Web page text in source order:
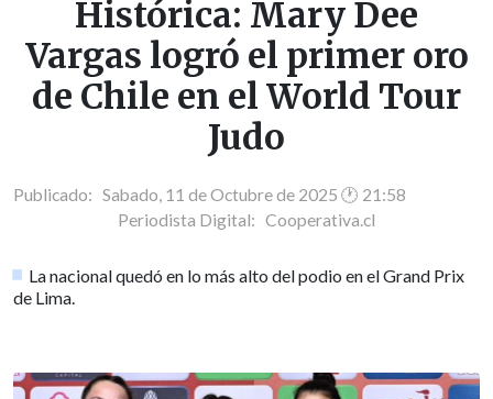
Histórica: Mary Dee
Vargas logró el primer oro
de Chile en el World Tour
Judo
Publicado: Sabado, 11 de Octubre de 2025 🕐 21:58
Periodista Digital: Cooperativa.cl
La nacional quedó en lo más alto del podio en el Grand Prix
de Lima.